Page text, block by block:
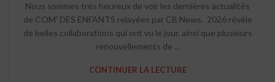
Nous sommes très heureux de voir les dernières actualités
de COM' DES ENFANTS relayées par CB News. 2026 révèle
de belles collaborations qui ont vu le jour, ainsi que plusieurs
renouvellements de ...
CONTINUER LA LECTURE